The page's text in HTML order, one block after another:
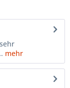
mehr